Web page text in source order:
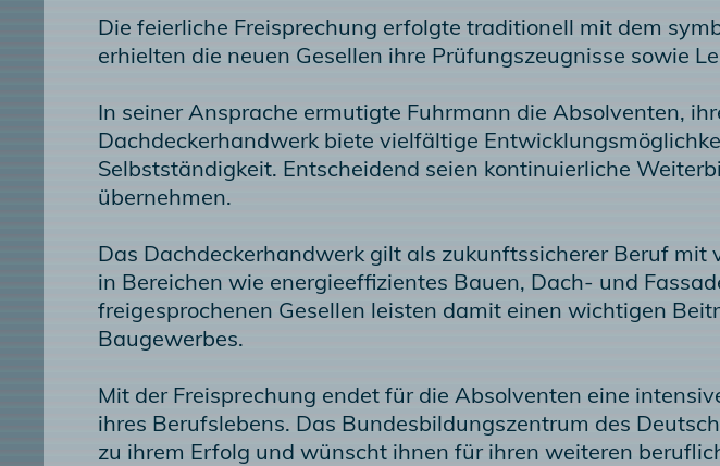
Die feierliche Freisprechung erfolgte traditionell mit dem
erhielten die neuen Gesellen ihre Prüfungszeugnisse sowie
In seiner Ansprache ermutigte Fuhrmann die Absolventen,
Dachdeckerhandwerk biete vielfältige
Selbstständigkeit. Entscheidend seien kontinuierliche
übernehmen.
Das Dachdeckerhandwerk gilt als zukunftssicherer Beruf
in Bereichen wie energieeffizientes Bauen, Dach- und
freigesprochenen Gesellen leisten damit einen wichtigen
Baugewerbes.
Mit der Freisprechung endet für die Absolventen eine
ihres Berufslebens. Das Bundesbildungszentrum des
zu ihrem Erfolg und wünscht ihnen für ihren weiteren